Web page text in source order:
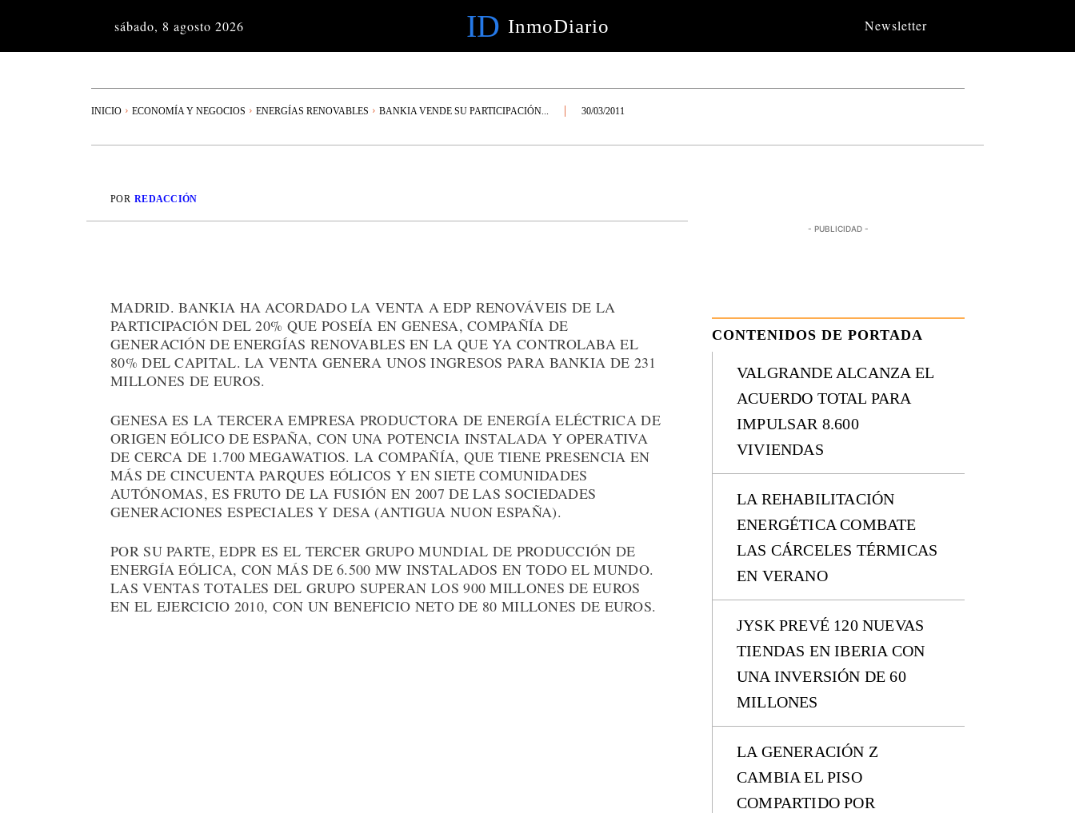
sábado, 8 agosto 2026 ID InmoDiario Newsletter
INICIO ECONOMÍA Y NEGOCIOS ENERGÍAS RENOVABLES BANKIA VENDE SU PARTICIPACIÓN... 30/03/2011
POR REDACCIÓN
MADRID. BANKIA HA ACORDADO LA VENTA A EDP RENOVÁVEIS DE LA
PARTICIPACIÓN DEL 20% QUE POSEÍA EN GENESA, COMPAÑÍA DE
GENERACIÓN DE ENERGÍAS RENOVABLES EN LA QUE YA CONTROLABA EL
80% DEL CAPITAL. LA VENTA GENERA UNOS INGRESOS PARA BANKIA DE 231
MILLONES DE EUROS.
GENESA ES LA TERCERA EMPRESA PRODUCTORA DE ENERGÍA ELÉCTRICA DE
ORIGEN EÓLICO DE ESPAÑA, CON UNA POTENCIA INSTALADA Y OPERATIVA
DE CERCA DE 1.700 MEGAWATIOS. LA COMPAÑÍA, QUE TIENE PRESENCIA EN
MÁS DE CINCUENTA PARQUES EÓLICOS Y EN SIETE COMUNIDADES
AUTÓNOMAS, ES FRUTO DE LA FUSIÓN EN 2007 DE LAS SOCIEDADES
GENERACIONES ESPECIALES Y DESA (ANTIGUA NUON ESPAÑA).
POR SU PARTE, EDPR ES EL TERCER GRUPO MUNDIAL DE PRODUCCIÓN DE
ENERGÍA EÓLICA, CON MÁS DE 6.500 MW INSTALADOS EN TODO EL MUNDO.
LAS VENTAS TOTALES DEL GRUPO SUPERAN LOS 900 MILLONES DE EUROS
EN EL EJERCICIO 2010, CON UN BENEFICIO NETO DE 80 MILLONES DE EUROS.
- PUBLICIDAD -
CONTENIDOS DE PORTADA
VALGRANDE ALCANZA EL
ACUERDO TOTAL PARA
IMPULSAR 8.600
VIVIENDAS
LA REHABILITACIÓN
ENERGÉTICA COMBATE
LAS CÁRCELES TÉRMICAS
EN VERANO
JYSK PREVÉ 120 NUEVAS
TIENDAS EN IBERIA CON
UNA INVERSIÓN DE 60
MILLONES
LA GENERACIÓN Z
CAMBIA EL PISO
COMPARTIDO POR